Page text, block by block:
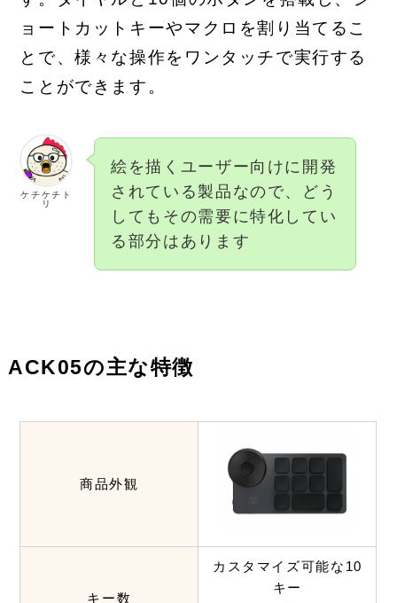
ョートカットキーやマクロを割り当てるこ
とで、様々な操作をワンタッチで実行する
ことができます。
ケチケチト
リ
絵を描くユーザー向けに開発
されている製品なので、どう
してもその需要に特化してい
る部分はあります
ACK05の主な特徴
商品外観
キー数
カスタマイズ可能な10
キー